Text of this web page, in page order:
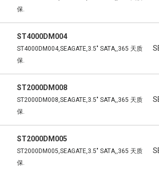
保.
ST4000DM004
ST4000DM004,SEAGATE,3.5" SATA,,365 天质
保.
ST2000DM008
ST2000DM008,SEAGATE,3.5" SATA,,365 天质
保.
ST2000DM005
ST2000DM005,SEAGATE,3.5" SATA,,365 天质
保.